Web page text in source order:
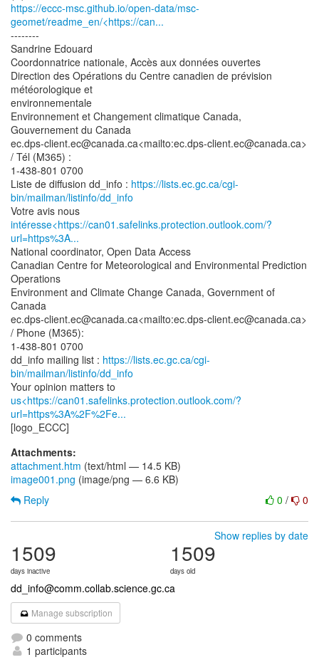
https://eccc-msc.github.io/open-data/msc-
geomet/readme_en/<https://can...
--------
Sandrine Edouard
Coordonnatrice nationale, Accès aux données ouvertes
Direction des Opérations du Centre canadien de prévision
météorologique et
environnementale
Environnement et Changement climatique Canada,
Gouvernement du Canada
ec.dps-client.ec@canada.ca<mailto:ec.dps-client.ec@canada.ca>
/ Tél (M365) :
1-438-801 0700
Liste de diffusion dd_info : https://lists.ec.gc.ca/cgi-
bin/mailman/listinfo/dd_info
intéresse<https://can01.safelinks.protection.outlook.com/?
url=https%3A...
National coordinator, Open Data Access
Canadian Centre for Meteorological and Environmental Prediction
Operations
Environment and Climate Change Canada, Government of
Canada
ec.dps-client.ec@canada.ca<mailto:ec.dps-client.ec@canada.ca>
/ Phone (M365):
1-438-801 0700
dd_info mailing list : https://lists.ec.gc.ca/cgi-
bin/mailman/listinfo/dd_info
us<https://can01.safelinks.protection.outlook.com/?
url=https%3A%2F%2Fe...
Attachments:
attachment.htm (text/html — 14.5 KB)
image001.png (image/png — 6.6 KB)
0 / 0
Reply
Show replies by date
1509
days inactive
1509
days old
dd_info@comm.collab.science.gc.ca
Manage subscription
0 comments
1 participants